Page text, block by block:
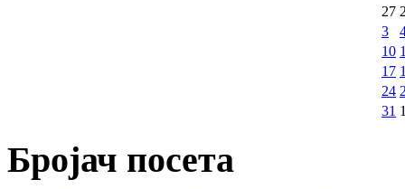
27
3
10
17
24
31
Бројач посета